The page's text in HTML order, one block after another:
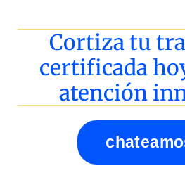
Cortiza tu
certificada
atención